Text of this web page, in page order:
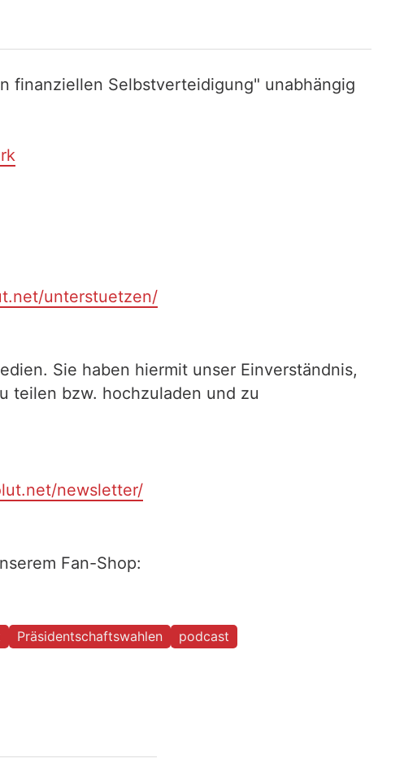
finanziellen Selbstverteidigung" unabhängig
unterstuetzen/
Sie haben hiermit unser Einverständnis,
teilen bzw. hochzuladen und zu
newsletter/
Fan-Shop:
Präsidentschaftswahlen podcast